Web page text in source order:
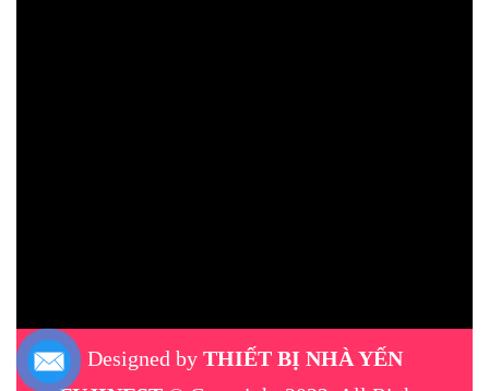
Designed by THIẾT BỊ NHÀ YẾN